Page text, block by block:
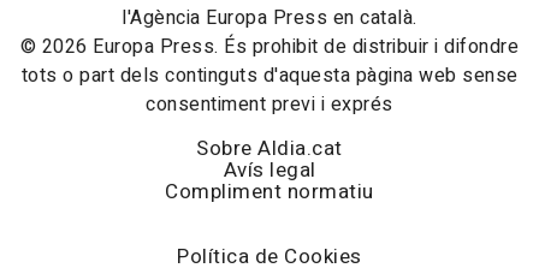
l'Agència Europa Press en català.
© 2026 Europa Press. És prohibit de distribuir i difondre
tots o part dels continguts d'aquesta pàgina web sense
consentiment previ i exprés
Sobre Aldia.cat
Avís legal
Compliment normatiu
Política de Cookies